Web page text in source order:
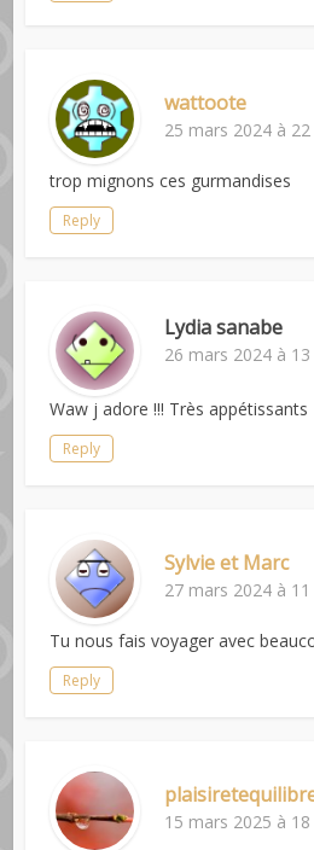
wattoote
25 mars 2024 à
trop mignons ces gurmandises
Reply
Lydia sanabe
26 mars 2024 à
Waw j adore !!! Très appétissants
Reply
Sylvie et Marc
27 mars 2024 à
Tu nous fais voyager avec
Reply
15 mars 2025 à